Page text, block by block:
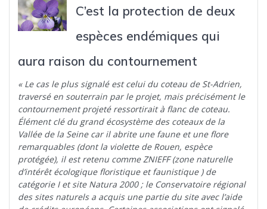
C’est la protection de deux
espèces endémiques qui
aura raison du contournement
« Le cas le plus signalé est celui du coteau de St-Adrien,
traversé en souterrain par le projet, mais précisément le
contournement projeté ressortirait à flanc de coteau.
Élément clé du grand écosystème des coteaux de la
Vallée de la Seine car il abrite une faune et une flore
remarquables (dont la violette de Rouen, espèce
protégée), il est retenu comme ZNIEFF (zone naturelle
d’intérêt écologique floristique et faunistique ) de
catégorie I et site Natura 2000 ; le Conservatoire régional
des sites naturels a acquis une partie du site avec l’aide